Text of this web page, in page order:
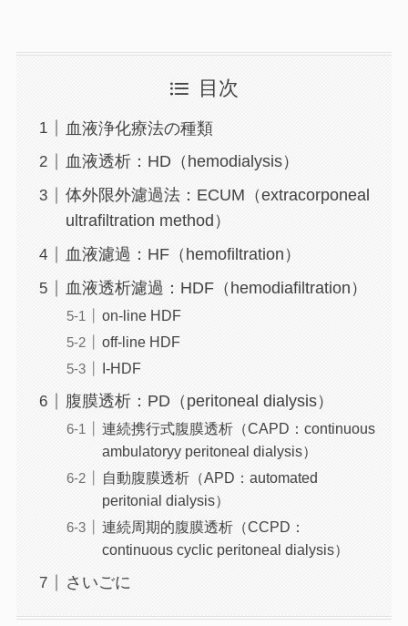
目次
血液浄化療法の種類
血液透析：HD（hemodialysis）
体外限外濾過法：ECUM（extracorponeal
ultrafiltration method）
血液濾過：HF（hemofiltration）
血液透析濾過：HDF（hemodiafiltration）
on-line HDF
off-line HDF
I-HDF
腹膜透析：PD（peritoneal dialysis）
連続携行式腹膜透析（CAPD：continuous
ambulatoryy peritoneal dialysis）
自動腹膜透析（APD：automated
peritonial dialysis）
連続周期的腹膜透析（CCPD：
continuous cyclic peritoneal dialysis）
さいごに